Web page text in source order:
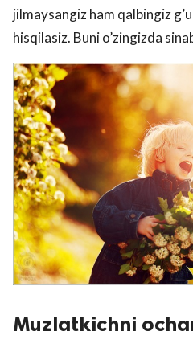
jilmaysangiz ham qalbingiz
hisqilasiz. Buni o’zingizda
Muzlatkichni